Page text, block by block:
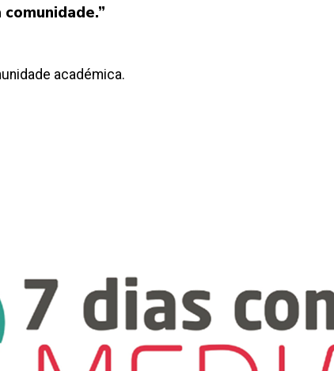
académica.